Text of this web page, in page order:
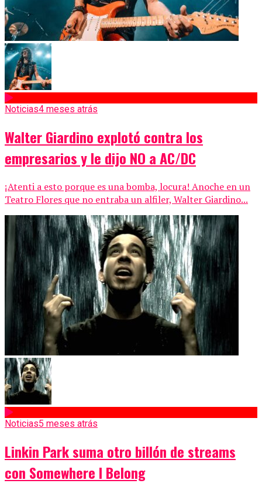
Noticias4 meses atrás
Walter Giardino explotó contra los
empresarios y le dijo NO a AC/DC
¡Atenti a esto porque es una bomba, locura! Anoche en un
Teatro Flores que no entraba un alfiler, Walter Giardino...
Noticias5 meses atrás
Linkin Park suma otro billón de streams
con Somewhere I Belong